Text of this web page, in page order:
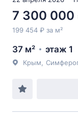
7 300 000
199 454 ₽ за м²
37 м² этаж 1
Крым